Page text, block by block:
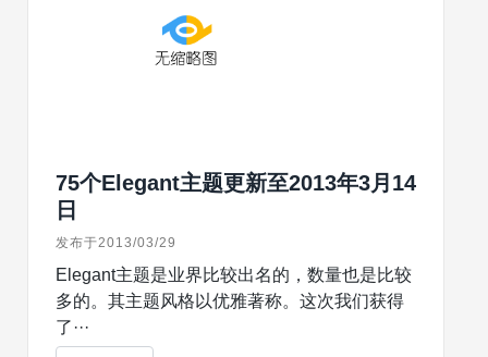
75个Elegant主题更新至2013年3月14
日
发布于2013/03/29
Elegant主题是业界比较出名的，数量也是比较
多的。其主题风格以优雅著称。这次我们获得
了···